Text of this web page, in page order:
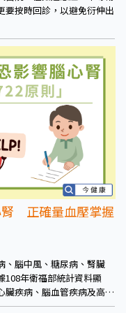
要按時回診，以避免衍伸出
腎 正確量血壓掌握
、腦中風、糖尿病、腎臟
108年衛福部統計資料顯
臟疾病、腦血管疾病及高血
第8位，已超過3.8萬人死